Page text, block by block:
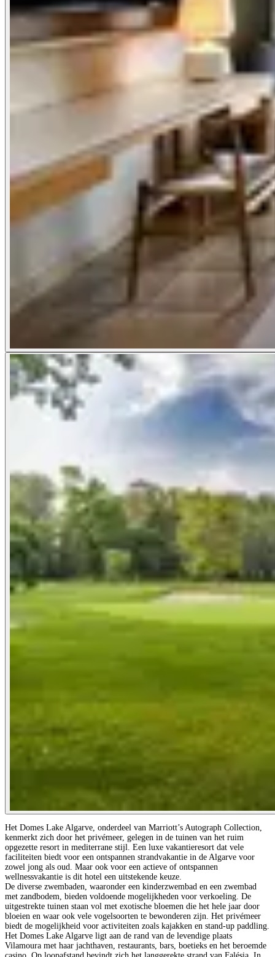
Het Domes Lake Algarve, onderdeel van Marriott’s Autograph Collection,
kenmerkt zich door het privémeer, gelegen in de tuinen van het ruim
opgezette resort in mediterrane stijl. Een luxe vakantieresort dat vele
faciliteiten biedt voor een ontspannen strandvakantie in de Algarve voor
zowel jong als oud. Maar ook voor een actieve of ontspannen
wellnessvakantie is dit hotel een uitstekende keuze.
De diverse zwembaden, waaronder een kinderzwembad en een zwembad
met zandbodem, bieden voldoende mogelijkheden voor verkoeling. De
uitgestrekte tuinen staan vol met exotische bloemen die het hele jaar door
bloeien en waar ook vele vogelsoorten te bewonderen zijn. Het privémeer
biedt de mogelijkheid voor activiteiten zoals kajakken en stand-up paddling.
Het Domes Lake Algarve ligt aan de rand van de levendige plaats
Vilamoura met haar jachthaven, restaurants, bars, boetieks en het beroemde